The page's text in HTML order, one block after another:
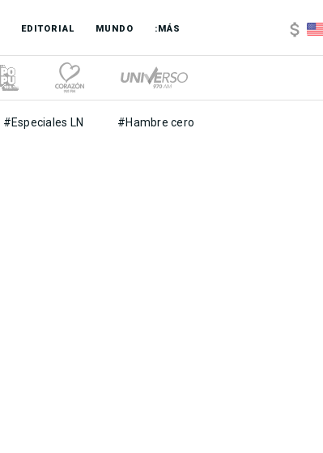
EDITORIAL MUNDO :MÁS
#Especiales LN #Hambre cero